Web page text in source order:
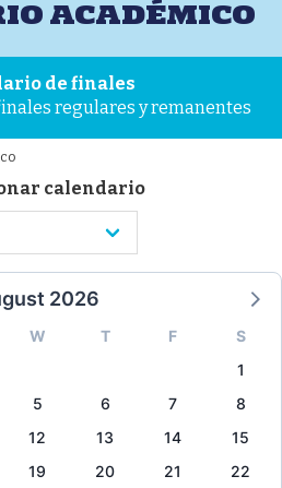
ACADÉMICO
de finales
regulares y remanentes
calendario
2026
W T F
S
1
5 6 7
8
12 13 14
15
19 20 21
22